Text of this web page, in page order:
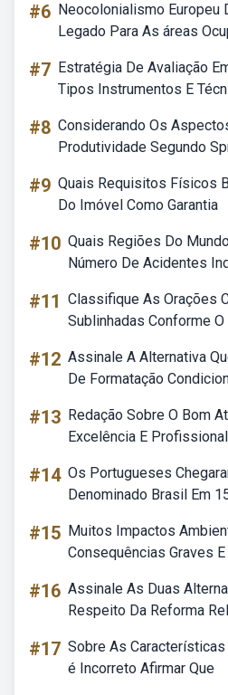
#6 Neocolonialismo Europeu
Legado Para As áreas
#7 Estratégia De Avaliação
Tipos Instrumentos E
#8 Considerando Os
Produtividade Segundo
#9 Quais Requisitos Físicos
Do Imóvel Como Garantia
#10 Quais Regiões Do
Número De Acidentes
#11 Classifique As Orações
Sublinhadas Conforme
#12 Assinale A Alternativa
De Formatação
#13 Redação Sobre O Bom
Excelência E
#14 Os Portugueses
Denominado Brasil Em
#15 Muitos Impactos
Consequências Graves
#16 Assinale As Duas
Respeito Da Reforma
#17 Sobre As
é Incorreto Afirmar Que